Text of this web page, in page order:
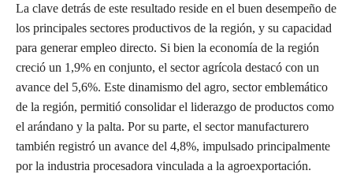
La clave detrás de este resultado reside en el buen desempeño de
los principales sectores productivos de la región, y su capacidad
para generar empleo directo. Si bien la economía de la región
creció un 1,9% en conjunto, el sector agrícola destacó con un
avance del 5,6%. Este dinamismo del agro, sector emblemático
de la región, permitió consolidar el liderazgo de productos como
el arándano y la palta. Por su parte, el sector manufacturero
también registró un avance del 4,8%, impulsado principalmente
por la industria procesadora vinculada a la agroexportación.